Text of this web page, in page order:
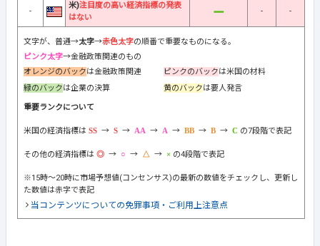
-
米)注目度の高い経済指標の発表
はない
- -
文字が、普通→太字→赤色太字の順番で重要なものになる。
ピンク太字→金融政策関連のもの
オレンジのバックは金融政策関連 ピンクのバックは米国の材料
緑のバックは企業の決算 黄のバックは要人発言
重要ランクについて
米国の経済指標は → → → → → → の7段階で表記
その他の経済指標は → → → の4段階で表記
※15時～20時に市場予想値(コンセンサス)の最新の数値をチェックし、更新し
た数値は赤字で表記
当コンテンツについての免罪事項・ご利用上注意点